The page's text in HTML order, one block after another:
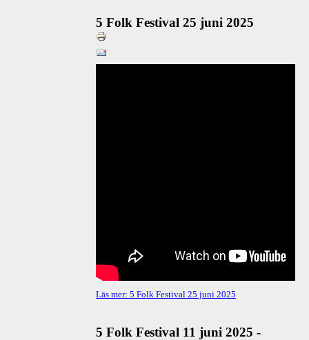
5 Folk Festival 25 juni 2025
Läs mer: 5 Folk Festival 25 juni 2025
5 Folk Festival 11 juni 2025 -